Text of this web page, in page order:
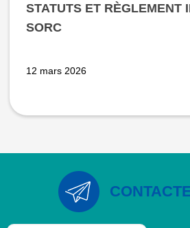
STATUTS ET RÈGLEMENT
SORC
12 mars 2026